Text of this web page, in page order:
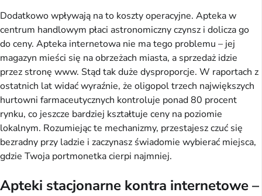
Dodatkowo wpływają na to koszty operacyjne. Apteka w
centrum handlowym płaci astronomiczny czynsz i dolicza go
do ceny. Apteka internetowa nie ma tego problemu – jej
magazyn mieści się na obrzeżach miasta, a sprzedaż idzie
przez stronę www. Stąd tak duże dysproporcje. W raportach z
ostatnich lat widać wyraźnie, że oligopol trzech największych
hurtowni farmaceutycznych kontroluje ponad 80 procent
rynku, co jeszcze bardziej kształtuje ceny na poziomie
lokalnym. Rozumiejąc te mechanizmy, przestajesz czuć się
bezradny przy ladzie i zaczynasz świadomie wybierać miejsca,
gdzie Twoja portmonetka cierpi najmniej.
Apteki stacjonarne kontra internetowe –